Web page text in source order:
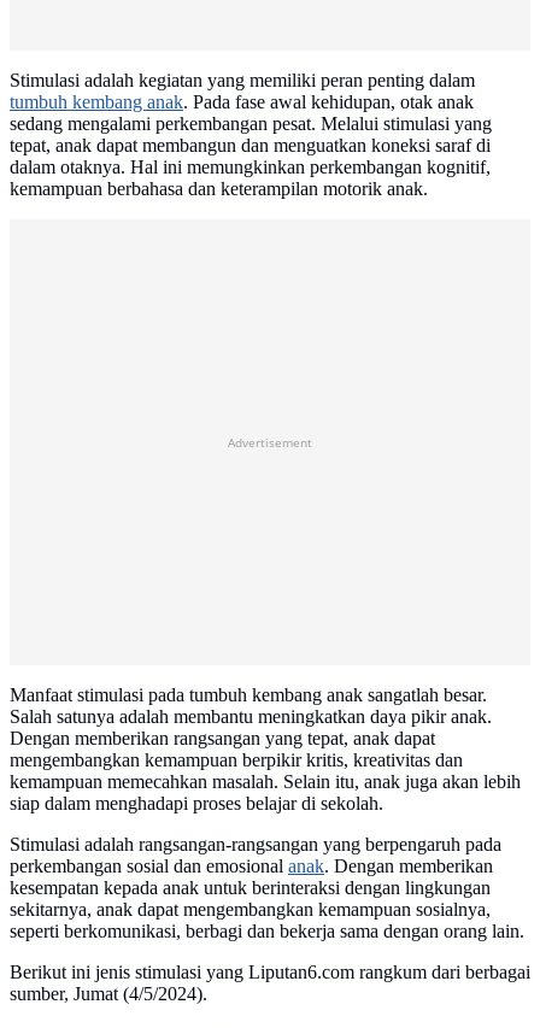
Stimulasi adalah kegiatan yang memiliki peran penting dalam
tumbuh kembang anak. Pada fase awal kehidupan, otak anak
sedang mengalami perkembangan pesat. Melalui stimulasi yang
tepat, anak dapat membangun dan menguatkan koneksi saraf di
dalam otaknya. Hal ini memungkinkan perkembangan kognitif,
kemampuan berbahasa dan keterampilan motorik anak.
Advertisement
Manfaat stimulasi pada tumbuh kembang anak sangatlah besar.
Salah satunya adalah membantu meningkatkan daya pikir anak.
Dengan memberikan rangsangan yang tepat, anak dapat
mengembangkan kemampuan berpikir kritis, kreativitas dan
kemampuan memecahkan masalah. Selain itu, anak juga akan lebih
siap dalam menghadapi proses belajar di sekolah.
Stimulasi adalah rangsangan-rangsangan yang berpengaruh pada
perkembangan sosial dan emosional anak. Dengan memberikan
kesempatan kepada anak untuk berinteraksi dengan lingkungan
sekitarnya, anak dapat mengembangkan kemampuan sosialnya,
seperti berkomunikasi, berbagi dan bekerja sama dengan orang lain.
Berikut ini jenis stimulasi yang Liputan6.com rangkum dari berbagai
sumber, Jumat (4/5/2024).